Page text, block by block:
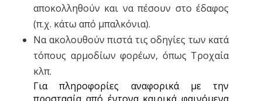
αποκολληθούν και να πέσουν στο έδαφος
(π.χ. κάτω από μπαλκόνια).
Να ακολουθούν πιστά τις οδηγίες των κατά
τόπους αρμοδίων φορέων, όπως Τροχαία
κλπ.
Για πληροφορίες αναφορικά με την